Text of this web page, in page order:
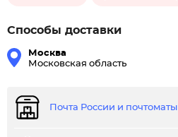
Способы доставки
Москва
Московская область
Почта России и почтоматы